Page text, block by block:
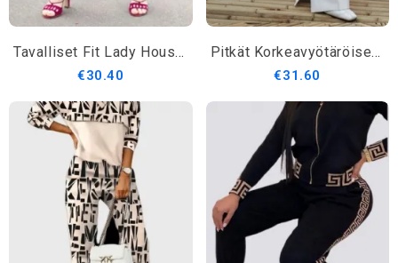
Tavalliset Fit Lady Housut
€30.40
Pitkät Korkeavyötäröiset Yksinkertaiset Muodikkaat Housut
€31.60